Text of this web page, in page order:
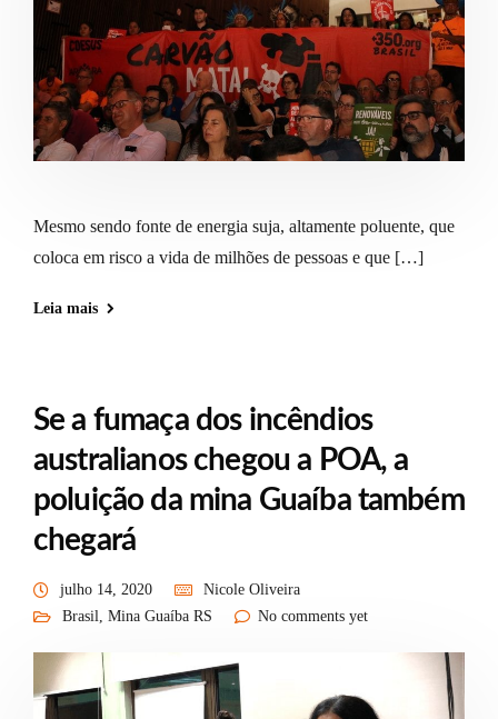
Mesmo sendo fonte de energia suja, altamente poluente, que
coloca em risco a vida de milhões de pessoas e que […]
Leia mais
Se a fumaça dos incêndios
australianos chegou a POA, a
poluição da mina Guaíba também
chegará
julho 14, 2020
Nicole Oliveira
Brasil, Mina Guaíba RS No comments yet